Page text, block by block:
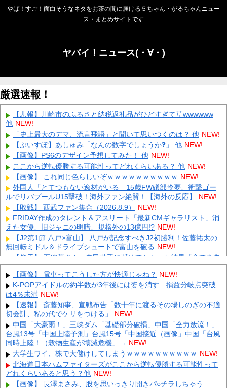
やば！すご！面白そうなネタをお茶の間に届ける５ちゃん・がるちゃんニュー
ス・まとめサイトです
ヤバイ！ニュース(・∀・)
厳選速報！
【悲報】川崎市のふるさと納税返礼品がひどすぎて草wwwwww
他 NEW!
「史上最大のデマ、流言飛語」と聞いて思いつくのは？ 他 NEW!
【ぶいすぽ】あしゅみ「なんの数字でしょうか❓」 他 NEW!
【画像】PS6のデザイン予想してみた！ 他 NEW!
ここから逆転優勝する可能性ってどれくらいある？ 他 NEW!
【画像】 これ同じ色らしいぞｗｗｗｗｗｗｗｗｗｗ NEW!
外国人「とてつもない逸材がいる」15歳FW礒部怜夢、衝撃ゴー
ルでリバプールU15撃破！海外ファン絶賛！【海外の反応】
NEW!
【敗戦】 西武ファン集合（2026.8.9）
NEW!
FRIDAY作成のタレント＆アスリート「最新CMギャラリスト」消
えた女優、旧ジャニの明暗、規格外の13億円!? NEW!
【J2第1節 八戸×富山】 八戸が記念すべきJ2初勝利！佐藤祐太の
無回転ミドル＆ドライブシュートで富山を破る NEW!
【仰天】 石破茂さん、自民若手に舐めてかかった結果「全てを失
うｗｗｗｗｗ」 NEW!
江別リンチ犯「立って謝罪は本気じゃない」 裁判官「ほな裁判で
土下座してないキミは本気じゃないな」 NEW!
ディズニーからの帰り道。夫「息子連れて離れろ！あと警察に通
報！」私「助けて！」駅員「どうしました！？」→トンデモナイこ
と... NEW!
【画像】 すでにメスの体つきになったいもうと NEW!
彫り師歴23年「タトゥー入れてる奴は99％バカです」「バカは
5000円が好き」無断キャンセル、挨拶できない、金がない…
客... NEW!
Powered by livedoor 相互RSS
【画像】 電車ってこうした方が快適じゃね？ NEW!
K-POPアイドルの約半数が3年後には姿を消す…損益分岐点突破
は4％未満 NEW!
【速報】 斎藤知事、宣戦布告「数十年に渡るその場しのぎの不適
切会計、私の代でケリをつける」
NEW!
中国「大豪雨！」三峡ダム「基礎部分破損」中国「全力放流！」
台風13号「中国上陸予測」台風15号「中国接近（画像」中国「台風
同時上陸！（穀物生産が壊滅危機」→ NEW!
大学生ワイ、株で大儲けしてしまうｗｗｗｗｗｗｗｗｗｗ NEW!
北海道日本ハムファイターズがここから逆転優勝する可能性って
どれくらいあると思う？他 NEW!
【画像】 長澤まさみ、股を思いっきり開きパ○チラしちゃう